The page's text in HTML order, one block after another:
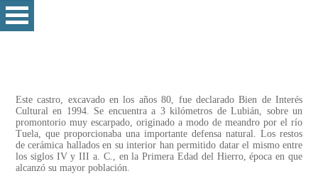
Este castro, excavado en los años 80, fue declarado Bien de Interés
Cultural en 1994. Se encuentra a 3 kilómetros de Lubián, sobre un
promontorio muy escarpado, originado a modo de meandro por el río
Tuela, que proporcionaba una importante defensa natural. Los restos
de cerámica hallados en su interior han permitido datar el mismo entre
los siglos IV y III a. C., en la Primera Edad del Hierro, época en que
alcanzó su mayor población.